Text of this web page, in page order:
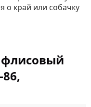
о край или собачку
86,